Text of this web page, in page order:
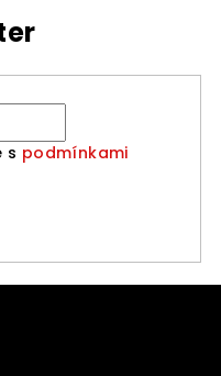
s podmínkami